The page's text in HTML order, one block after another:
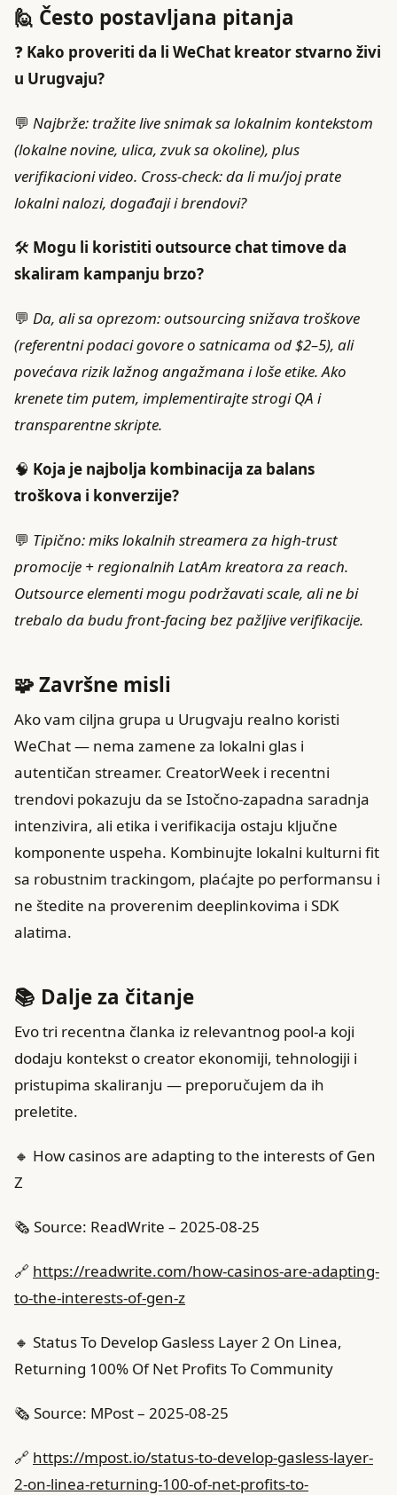
🙋 Često postavljana pitanja
❓ Kako proveriti da li WeChat kreator stvarno živi
u Urugvaju?
💬 Najbrže: tražite live snimak sa lokalnim kontekstom
(lokalne novine, ulica, zvuk sa okoline), plus
verifikacioni video. Cross-check: da li mu/joj prate
lokalni nalozi, događaji i brendovi?
🛠️ Mogu li koristiti outsource chat timove da
skaliram kampanju brzo?
💬 Da, ali sa oprezom: outsourcing snižava troškove
(referentni podaci govore o satnicama od $2–5), ali
povećava rizik lažnog angažmana i loše etike. Ako
krenete tim putem, implementirajte strogi QA i
transparentne skripte.
🧠 Koja je najbolja kombinacija za balans
troškova i konverzije?
💬 Tipično: miks lokalnih streamera za high-trust
promocije + regionalnih LatAm kreatora za reach.
Outsource elementi mogu podržavati scale, ali ne bi
trebalo da budu front-facing bez pažljive verifikacije.
🧩 Završne misli
Ako vam ciljna grupa u Urugvaju realno koristi
WeChat — nema zamene za lokalni glas i
autentičan streamer. CreatorWeek i recentni
trendovi pokazuju da se Istočno-zapadna saradnja
intenzivira, ali etika i verifikacija ostaju ključne
komponente uspeha. Kombinujte lokalni kulturni fit
sa robustnim trackingom, plaćajte po performansu i
ne štedite na proverenim deeplinkovima i SDK
alatima.
📚 Dalje za čitanje
Evo tri recentna članka iz relevantnog pool-a koji
dodaju kontekst o creator ekonomiji, tehnologiji i
pristupima skaliranju — preporučujem da ih
preletite.
🔸 How casinos are adapting to the interests of Gen
Z
🗞️ Source: ReadWrite – 2025-08-25
🔗 https://readwrite.com/how-casinos-are-adapting-
to-the-interests-of-gen-z
🔸 Status To Develop Gasless Layer 2 On Linea,
Returning 100% Of Net Profits To Community
🗞️ Source: MPost – 2025-08-25
🔗 https://mpost.io/status-to-develop-gasless-layer-
2-on-linea-returning-100-of-net-profits-to-